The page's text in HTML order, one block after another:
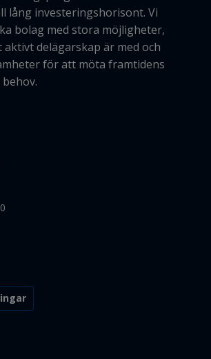
lång investeringshorisont. Vi
bolag med stora möjligheter,
delägarskap är med och
för att möta framtidens